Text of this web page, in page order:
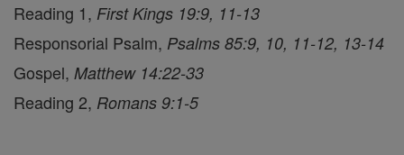
Reading 1, First Kings 19:9, 11-13
Responsorial Psalm, Psalms 85:9, 10, 11-12, 13-14
Gospel, Matthew 14:22-33
Reading 2, Romans 9:1-5